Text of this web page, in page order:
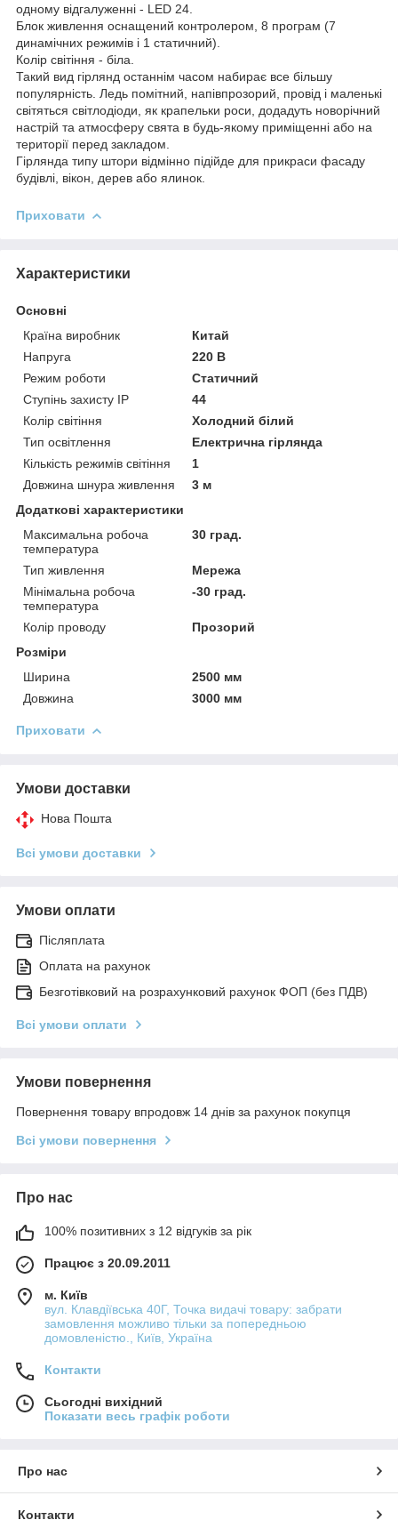
одному відгалуженні - LED 24.
Блок живлення оснащений контролером, 8 програм (7
динамічних режимів і 1 статичний).
Колір світіння - біла.
Такий вид гірлянд останнім часом набирає все більшу
популярність. Ледь помітний, напівпрозорий, провід і маленькі
світяться світлодіоди, як крапельки роси, додадуть новорічний
настрій та атмосферу свята в будь-якому приміщенні або на
території перед закладом.
Гірлянда типу штори відмінно підійде для прикраси фасаду
будівлі, вікон, дерев або ялинок.
Приховати
Характеристики
Основні
Країна виробник
Китай
Напруга
220 В
Режим роботи
Статичний
Ступінь захисту IP
44
Колір світіння
Холодний білий
Тип освітлення
Електрична гірлянда
Кількість режимів світіння
1
Довжина шнура живлення
3 м
Додаткові характеристики
Максимальна робоча
температура
30 град.
Тип живлення
Мережа
Мінімальна робоча
температура
-30 град.
Колір проводу
Прозорий
Розміри
Ширина
2500 мм
Довжина
3000 мм
Приховати
Умови доставки
Нова Пошта
Всі умови доставки
Умови оплати
Післяплата
Оплата на рахунок
Безготівковий на розрахунковий рахунок ФОП (без ПДВ)
Всі умови оплати
Умови повернення
Повернення товару впродовж 14 днів за рахунок покупця
Всі умови повернення
Про нас
100% позитивних з 12 відгуків за рік
Працює з 20.09.2011
м. Київ
вул. Клавдіївська 40Г, Точка видачі товару: забрати
замовлення можливо тільки за попередньою
домовленістю., Київ, Україна
Контакти
Сьогодні вихідний
Показати весь графік роботи
Про нас
Контакти